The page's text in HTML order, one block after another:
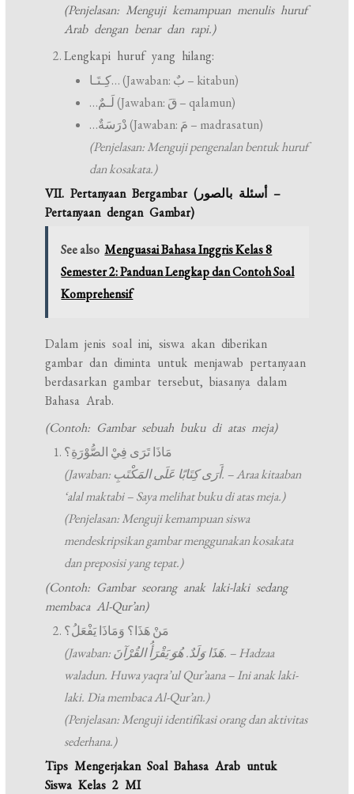
(Penjelasan: Menguji kemampuan menulis huruf
Arab dengan benar dan rapi.)
Lengkapi huruf yang hilang:
كِـتَـا… (Jawaban: بٌ – kitabun)
…لَـمٌ (Jawaban: قَ – qalamun)
…دْرَسَةٌ (Jawaban: مَ – madrasatun)
(Penjelasan: Menguji pengenalan bentuk huruf
dan kosakata.)
VII. Pertanyaan Bergambar (أسئلة بالصور –
Pertanyaan dengan Gambar)
See also Menguasai Bahasa Inggris Kelas 8
Semester 2: Panduan Lengkap dan Contoh Soal
Komprehensif
Dalam jenis soal ini, siswa akan diberikan
gambar dan diminta untuk menjawab pertanyaan
berdasarkan gambar tersebut, biasanya dalam
Bahasa Arab.
(Contoh: Gambar sebuah buku di atas meja)
مَاذَا تَرَى فِيْ الصُّوْرَةِ؟
(Jawaban: أَرَى كِتَابًا عَلَى المَكْتَبِ. – Araa kitaaban
‘alal maktabi – Saya melihat buku di atas meja.)
(Penjelasan: Menguji kemampuan siswa
mendeskripsikan gambar menggunakan kosakata
dan preposisi yang tepat.)
(Contoh: Gambar seorang anak laki-laki sedang
membaca Al-Qur’an)
مَنْ هَذَا؟ وَمَاذَا يَفْعَلُ؟
(Jawaban: هَذَا وَلَدٌ. هُوَ يَقْرَأُ القُرْآنَ. – Hadzaa
waladun. Huwa yaqra’ul Qur’aana – Ini anak laki-
laki. Dia membaca Al-Qur’an.)
(Penjelasan: Menguji identifikasi orang dan aktivitas
sederhana.)
Tips Mengerjakan Soal Bahasa Arab untuk
Siswa Kelas 2 MI